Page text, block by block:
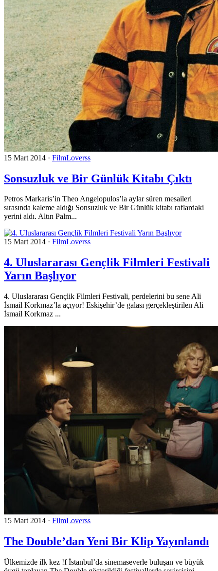
15 Mart 2014 · FilmLoverss
Sonsuzluk ve Bir Günlük Kitabı Çıktı
Petros Markaris’in Theo Angelopulos’la aylar süren mesaileri
sırasında kaleme aldığı Sonsuzluk ve Bir Günlük kitabı raflardaki
yerini aldı. Altın Palm...
15 Mart 2014 · FilmLoverss
4. Uluslararası Gençlik Filmleri Festivali
Yarın Başlıyor
4. Uluslararası Gençlik Filmleri Festivali, perdelerini bu sene Ali
İsmail Korkmaz’la açıyor! Eskişehir’de galası gerçekleştirilen Ali
İsmail Korkmaz ...
15 Mart 2014 · FilmLoverss
The Double’dan Yeni Bir Klip Yayınlandı
Ülkemizde ilk kez !f İstanbul’da sinemaseverle buluşan ve büyük